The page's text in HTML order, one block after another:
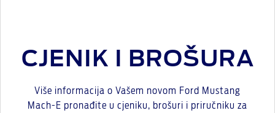
CJENIK I BROŠURA
Više informacija o Vašem novom Ford Mustang
Mach-E pronađite u cjeniku, brošuri i priručniku za